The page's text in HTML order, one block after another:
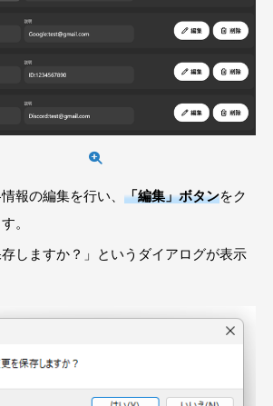
報の編集を行い、 「編集」ボタンをク
。
存しますか？」というダイアログが表示